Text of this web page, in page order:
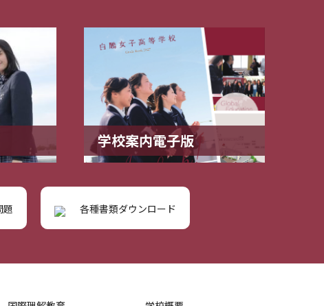
学校案内電子版
題 各種書類ダウンロード